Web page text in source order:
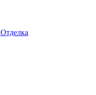
Отделка